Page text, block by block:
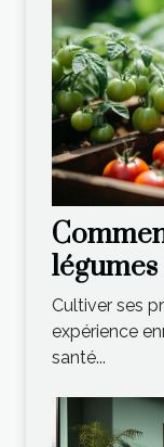
Cultiver ses
expérience
santé...